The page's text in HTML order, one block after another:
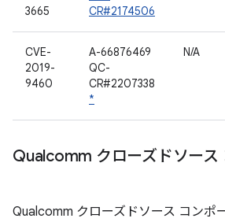
3665
CR#2174506
CVE-
2019-
9460
A-66876469
QC-
CR#2207338
*
N/A
Qualcomm クローズドソース
Qualcomm クローズドソース コンポ